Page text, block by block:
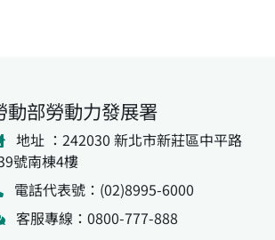
動部勞動力發展署
地址 ：242030 新北市新莊區中平路
號南棟4樓
電話代表號：(02)8995-6000
客服專線：0800-777-888